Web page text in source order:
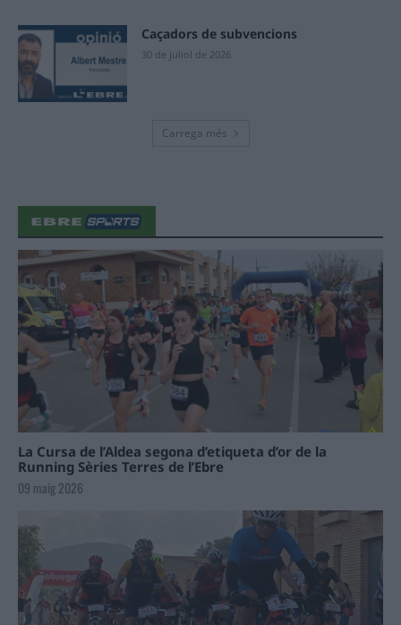
Caçadors de subvencions
30 de juliol de 2026
Carrega més
La Cursa de l’Aldea segona d’etiqueta d’or de la
Running Sèries Terres de l’Ebre
09 maig 2026